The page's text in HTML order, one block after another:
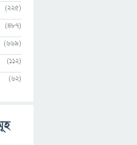
(225)
(487)
(669)
(112)
(62)